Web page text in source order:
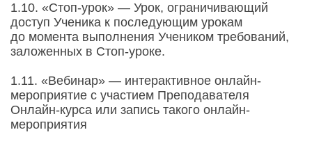
1.10. «Стоп-урок» — Урок, ограничивающий
доступ Ученика к последующим урокам
до момента выполнения Учеником требований,
заложенных в Стоп-уроке.
1.11. «Вебинар» — интерактивное онлайн-
мероприятие с участием Преподавателя
Онлайн-курса или запись такого онлайн-
мероприятия